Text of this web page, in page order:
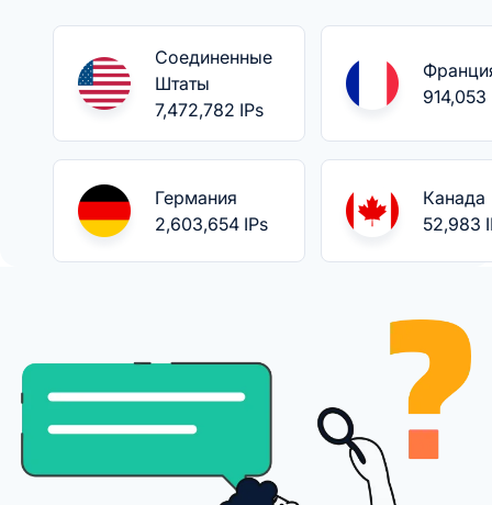
Соединенные
Штаты
7,472,782 IPs
914,053
Германия
2,603,654 IPs
Канада
52,983